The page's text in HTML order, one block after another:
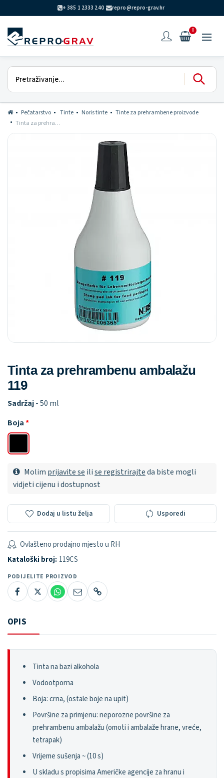
+ 385 1 2333 240 repro@repro-grav.hr
0
Pečatarstvo Tinte Noris tinte
Tinte za prehrambene proizvode
Tinta za prehrambenu ambalažu 119
Tinta za prehrambenu ambalažu
119
Sadržaj- 50 ml
Boja
Molim prijavite se ilise registrirajteda biste mogli
vidjeti cijenu i dostupnost
Dodaj u listu želja Usporedi
Ovlašteno prodajno mjesto u RH
Kataloški broj: 119CS
PODIJELITE PROIZVOD
OPIS
Tinta na bazi alkohola
Vodootporna
Boja: crna, (ostale boje na upit)
Površine za primjenu: neporozne površine za
prehrambenu ambalažu (omoti i ambalaže hrane, vreće,
tetrapak)
Vrijeme sušenja ~ (10 s)
U skladu s propisima Američke agencije za hranu i